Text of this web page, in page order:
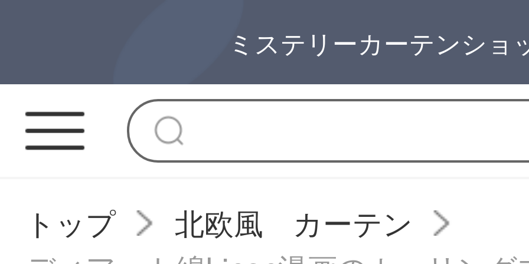
ミステリーカーテンショ
トップ
北欧風 カーテン